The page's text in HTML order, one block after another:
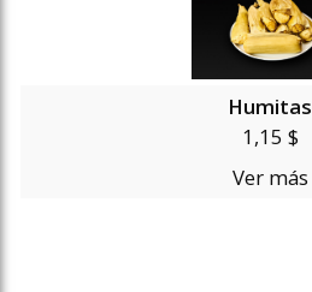
Humitas
1,15 $
Ver más